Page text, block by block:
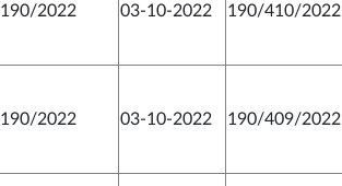
190/2022 03-10-2022 190/410/2022
190/2022 03-10-2022 190/409/2022